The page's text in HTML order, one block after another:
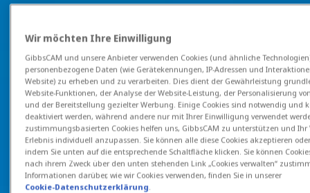
Wir möchten Ihre Einwilligung
GibbsCAM und unsere Anbieter verwenden Cookies (und ähnliche
personenbezogene Daten (wie Gerätekennungen, IP-Adressen und
Website) zu erheben und zu verarbeiten. Dies dient der Gewährleistung
Website-Funktionen, der Analyse der Website-Leistung, der Personalisierung
und der Bereitstellung gezielter Werbung. Einige Cookies sind notwendig und
deaktiviert werden, während andere nur mit Ihrer Einwilligung verwendet
zustimmungsbasierten Cookies helfen uns, GibbsCAM zu unterstützen und Ihr
Erlebnis individuell anzupassen. Sie können alle diese Cookies akzeptieren
indem Sie unten auf die entsprechende Schaltfläche klicken. Sie können
nach ihrem Zweck über den unten stehenden Link „Cookies verwalten“
Informationen darüber, wie wir Cookies verwenden, finden Sie in unserer
Cookie-Datenschutzerklärung.